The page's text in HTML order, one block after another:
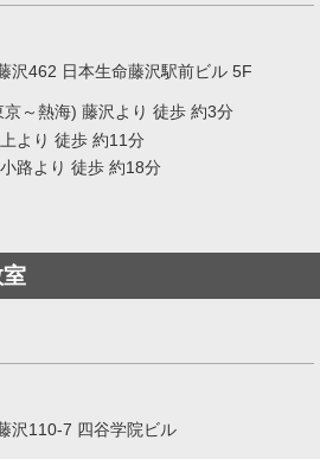
沢462 日本生命藤沢駅前ビル 5F
～熱海) 藤沢より 徒歩 約3分
より 徒歩 約11分
路より 徒歩 約18分
沢110-7 四谷学院ビル